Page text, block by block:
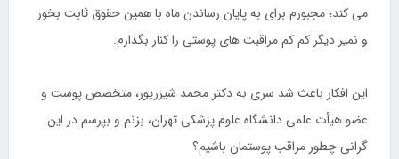
می کند؛ مجبورم برای به پایان رساندن ماه با همین حقوق ثابت بخور
و نمیر دیگر کم کم مراقبت های پوستی را کنار بگذارم.
این افکار باعث شد سری به دکتر محمد شیزرپور، متخصص پوست و
عضو هیأت علمی دانشگاه علوم پزشکی تهران، بزنم و بپرسم در این
گرانی چطور مراقب پوستمان باشیم؟